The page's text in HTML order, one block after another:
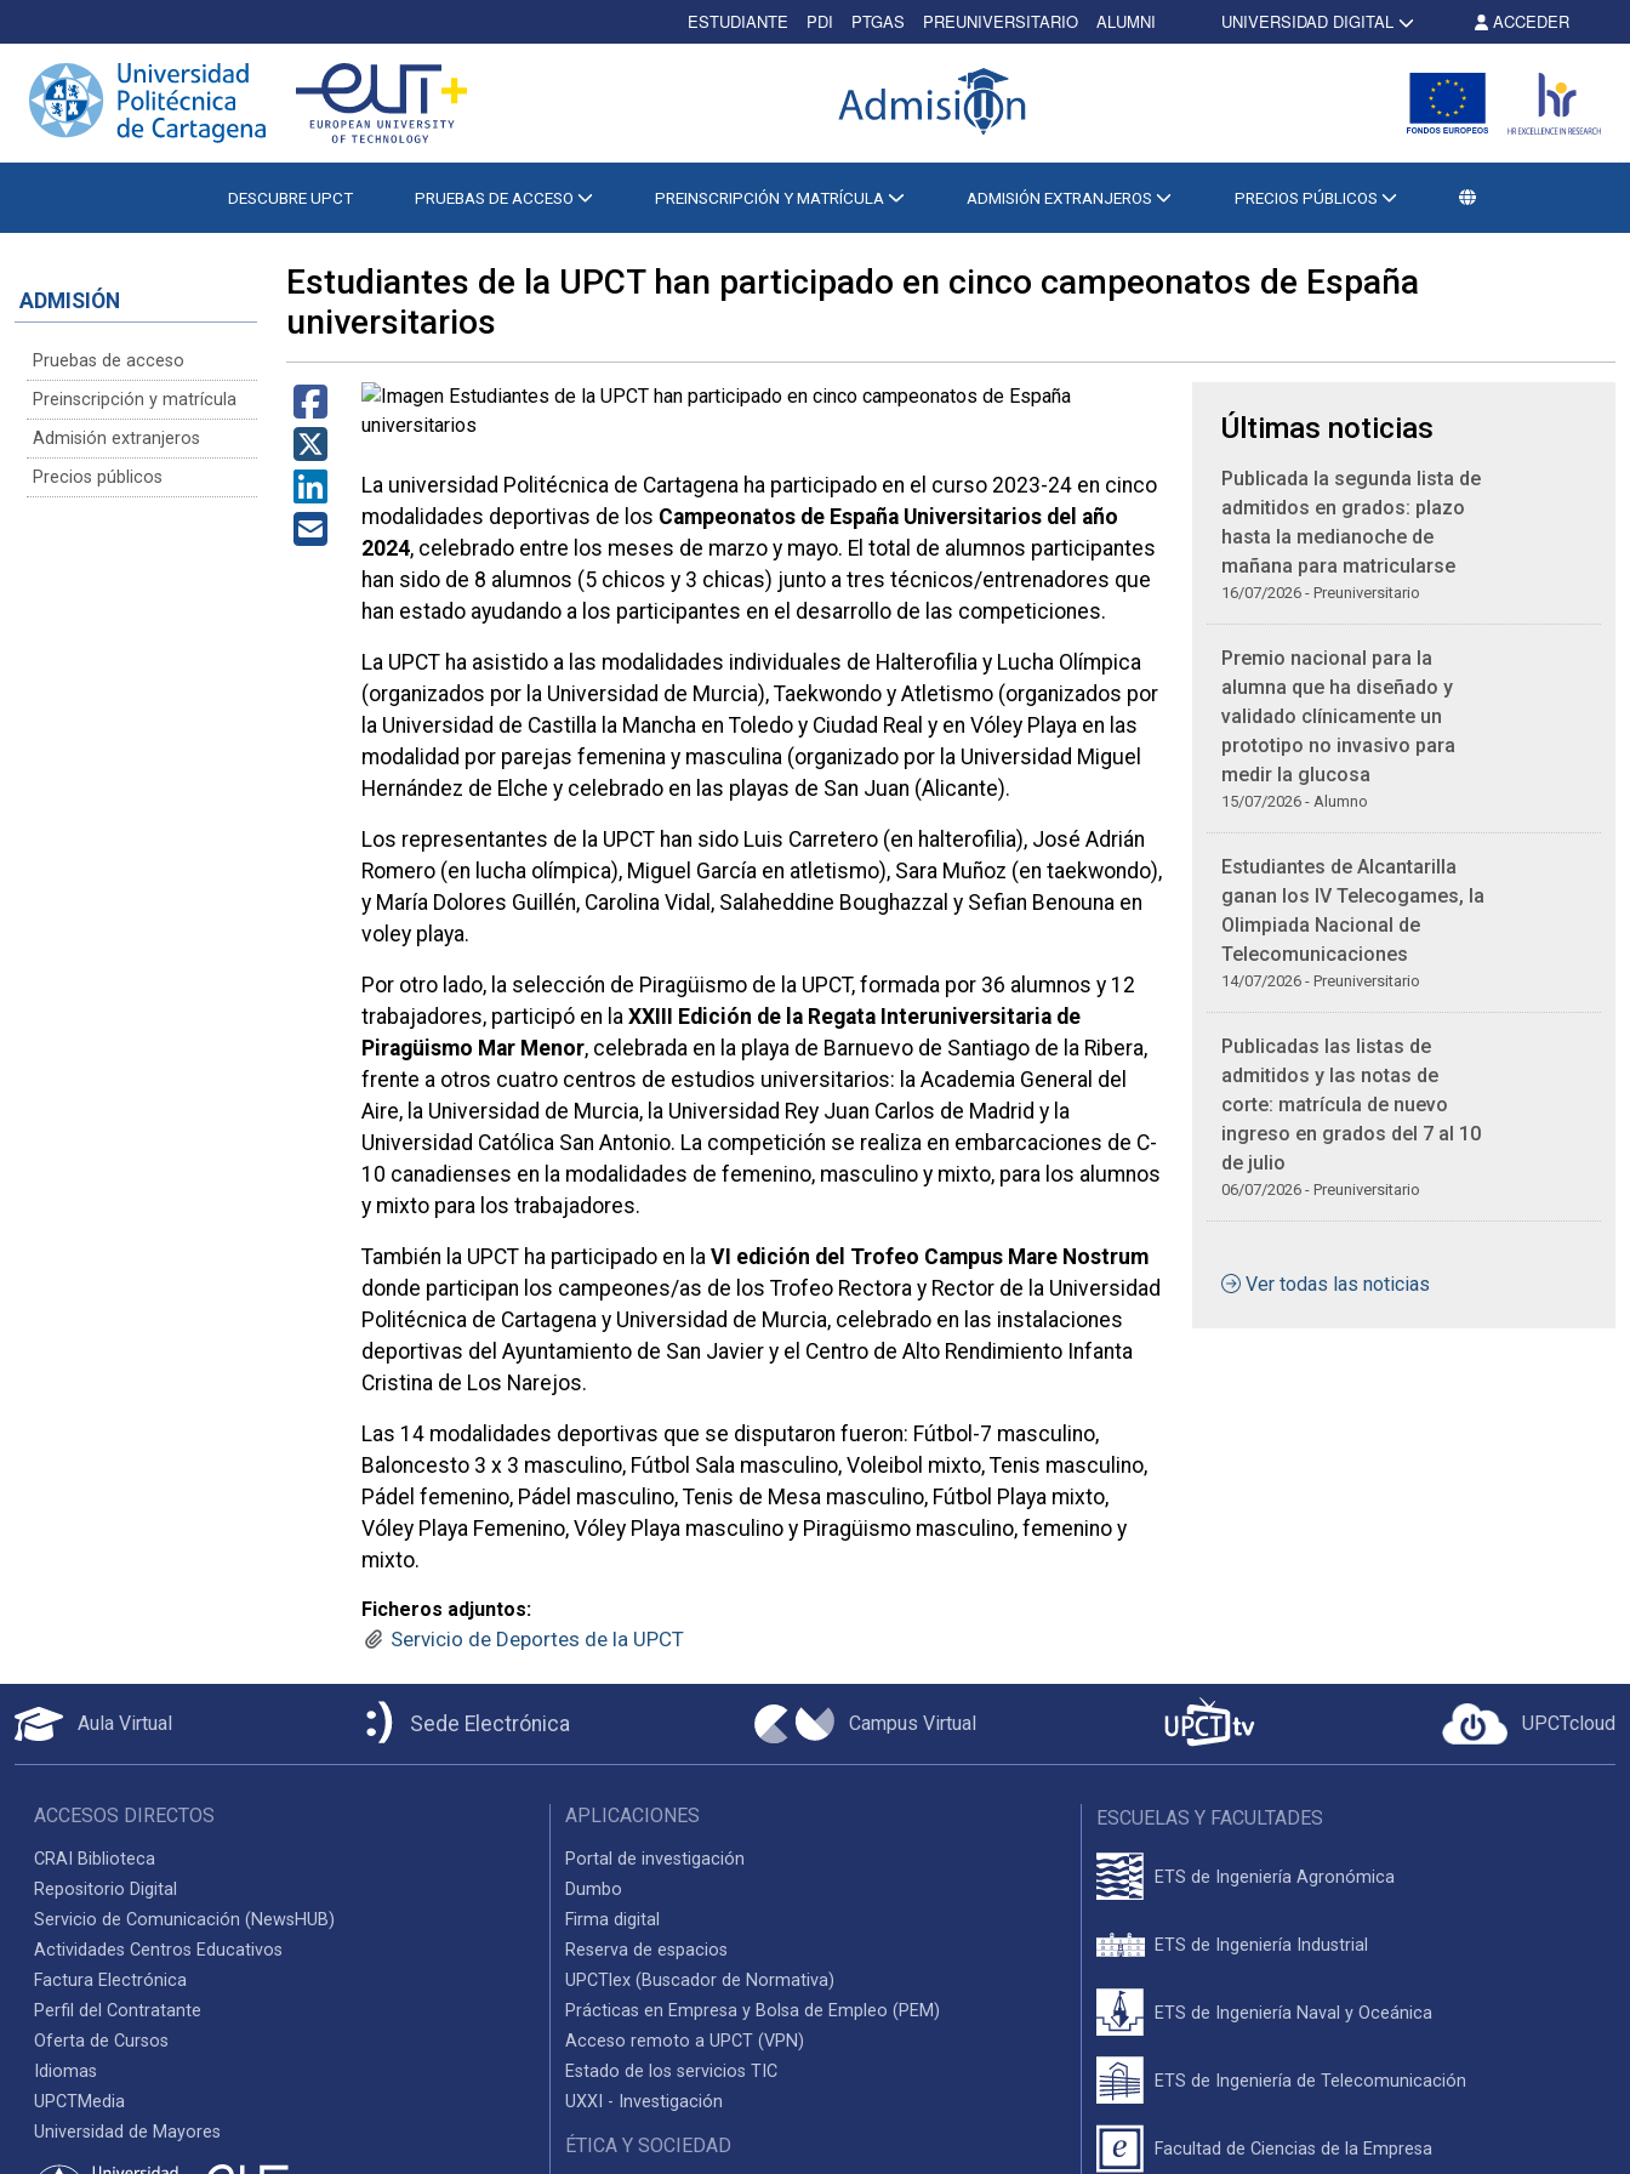
ESTUDIANTE PDI PTGAS PREUNIVERSITARIO ALUMNI UNIVERSIDAD DIGITAL ACCEDER
DESCUBRE UPCT PRUEBAS DE ACCESO PREINSCRIPCIÓN Y MATRÍCULA ADMISIÓN EXTRANJEROS PRECIOS PÚBLICOS
ADMISIÓN
Pruebas de acceso
Preinscripción y matrícula
Admisión extranjeros
Precios públicos
Estudiantes de la UPCT han participado en cinco campeonatos de España
universitarios
La universidad Politécnica de Cartagena ha participado en el curso 2023-24 en cinco
modalidades deportivas de los Campeonatos de España Universitarios del año
2024, celebrado entre los meses de marzo y mayo. El total de alumnos participantes
han sido de 8 alumnos (5 chicos y 3 chicas) junto a tres técnicos/entrenadores que
han estado ayudando a los participantes en el desarrollo de las competiciones.
La UPCT ha asistido a las modalidades individuales de Halterofilia y Lucha Olímpica
(organizados por la Universidad de Murcia), Taekwondo y Atletismo (organizados por
la Universidad de Castilla la Mancha en Toledo y Ciudad Real y en Vóley Playa en las
modalidad por parejas femenina y masculina (organizado por la Universidad Miguel
Hernández de Elche y celebrado en las playas de San Juan (Alicante).
Los representantes de la UPCT han sido Luis Carretero (en halterofilia), José Adrián
Romero (en lucha olímpica), Miguel García en atletismo), Sara Muñoz (en taekwondo),
y María Dolores Guillén, Carolina Vidal, Salaheddine Boughazzal y Sefian Benouna en
voley playa.
Por otro lado, la selección de Piragüismo de la UPCT, formada por 36 alumnos y 12
trabajadores, participó en laXXIII Edición de la Regata Interuniversitaria de
Piragüismo Mar Menor, celebrada en la playa de Barnuevo de Santiago de la Ribera,
frente a otros cuatro centros de estudios universitarios: la Academia General del
Aire, la Universidad de Murcia, la Universidad Rey Juan Carlos de Madrid y la
Universidad Católica San Antonio. La competición se realiza en embarcaciones de C-
10 canadienses en la modalidades de femenino, masculino y mixto, para los alumnos
y mixto para los trabajadores.
También la UPCT ha participado en laVI edición del Trofeo Campus Mare Nostrum
donde participan los campeones/as de los Trofeo Rectora y Rector de la Universidad
Politécnica de Cartagena y Universidad de Murcia, celebrado en las instalaciones
deportivas del Ayuntamiento de San Javier y el Centro de Alto Rendimiento Infanta
Cristina de Los Narejos.
Las 14 modalidades deportivas que se disputaron fueron: Fútbol-7 masculino,
Baloncesto 3 x 3 masculino, Fútbol Sala masculino, Voleibol mixto, Tenis masculino,
Pádel femenino, Pádel masculino, Tenis de Mesa masculino, Fútbol Playa mixto,
Vóley Playa Femenino, Vóley Playa masculino y Piragüismo masculino, femenino y
mixto.
Ficheros adjuntos:
Servicio de Deportes de la UPCT
Últimas noticias
Publicada la segunda lista de
admitidos en grados: plazo
hasta la medianoche de
mañana para matricularse
16/07/2026 - Preuniversitario
Premio nacional para la
alumna que ha diseñado y
validado clínicamente un
prototipo no invasivo para
medir la glucosa
15/07/2026 - Alumno
Estudiantes de Alcantarilla
ganan los IV Telecogames, la
Olimpiada Nacional de
Telecomunicaciones
14/07/2026 - Preuniversitario
Publicadas las listas de
admitidos y las notas de
corte: matrícula de nuevo
ingreso en grados del 7 al 10
de julio
06/07/2026 - Preuniversitario
Ver todas las noticias
Aula Virtual Sede Electrónica Campus Virtual UPCTcloud
ACCESOS DIRECTOS
CRAI Biblioteca
Repositorio Digital
Servicio de Comunicación (NewsHUB)
Actividades Centros Educativos
Factura Electrónica
Perfil del Contratante
Oferta de Cursos
Idiomas
UPCTMedia
Universidad de Mayores
APLICACIONES
Portal de investigación
Dumbo
Firma digital
Reserva de espacios
UPCTlex (Buscador de Normativa)
Prácticas en Empresa y Bolsa de Empleo (PEM)
Acceso remoto a UPCT (VPN)
Estado de los servicios TIC
UXXI - Investigación
ÉTICA Y SOCIEDAD
ESCUELAS Y FACULTADES
ETS de Ingeniería Agronómica
ETS de Ingeniería Industrial
ETS de Ingeniería Naval y Oceánica
ETS de Ingeniería de Telecomunicación
Facultad de Ciencias de la Empresa